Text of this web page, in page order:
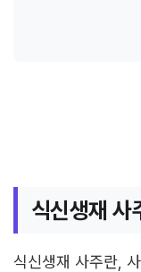
식신생재
식신생재 사주란,